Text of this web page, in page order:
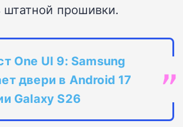
прошивки.
One UI 9: Samsung
двери в Android 17
Galaxy S26